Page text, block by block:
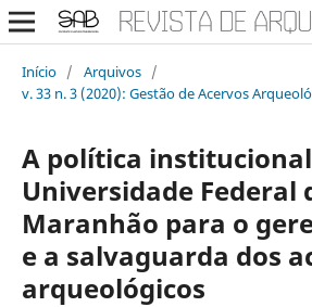
Início / Arquivos /
v. 33 n. 3 (2020): Gestão de Acervos
A política
Universidade Federal
Maranhão para o
e a salvaguarda dos
arqueológicos